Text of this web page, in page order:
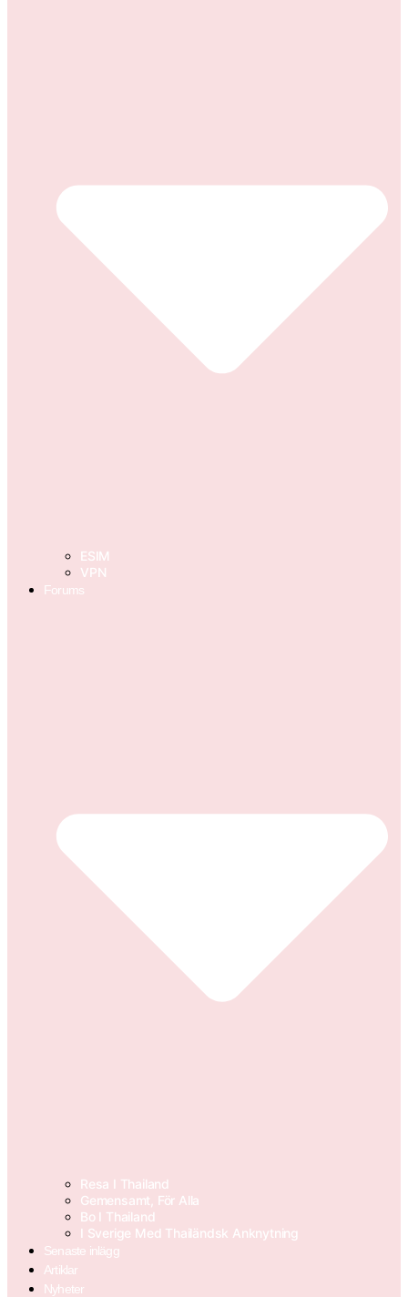
ESIM
VPN
Forums
Resa I Thailand
Gemensamt, För Alla
Bo I Thailand
I Sverige Med Thailändsk Anknytning
Senaste inlägg
Artiklar
Nyheter